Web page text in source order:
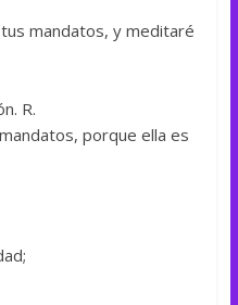
mandatos, y meditaré
R.
porque ella es